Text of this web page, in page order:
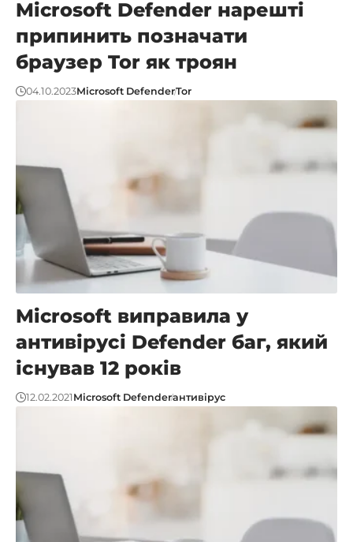
Microsoft Defender нарешті
припинить позначати
браузер Tor як троян
04.10.2023Microsoft DefenderTor
Microsoft виправила у
антивірусі Defender баг, який
існував 12 років
12.02.2021 Microsoft Defenderантивірус